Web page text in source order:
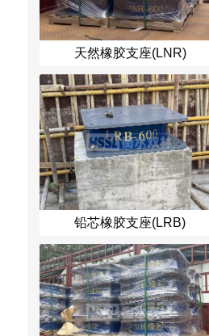
天然橡胶支座(LNR)
铅芯橡胶支座(LRB)